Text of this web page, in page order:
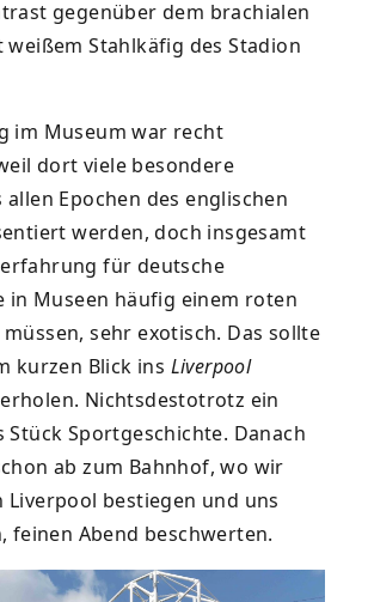
gegenüber dem brachialen
weißem Stahlkäfig des Stadion
im Museum war recht
dort viele besondere
allen Epochen des englischen
werden, doch insgesamt
für deutsche
in Museen häufig einem roten
sehr exotisch. Das sollte
kurzen Blick ins Liverpool
Nichtsdestotrotz ein
Stück Sportgeschichte. Danach
ab zum Bahnhof, wo wir
Liverpool bestiegen und uns
feinen Abend beschwerten.